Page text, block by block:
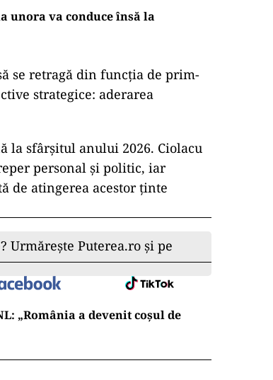
unora va conduce însă la
se retragă din funcția de prim-
strategice: aderarea
la sfârșitul anului 2026. Ciolacu
personal și politic, iar
de atingerea acestor ținte
Urmărește Puterea.ro și pe
„România a devenit coșul de